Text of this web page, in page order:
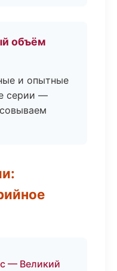
объём
и опытные
серии —
— Великий